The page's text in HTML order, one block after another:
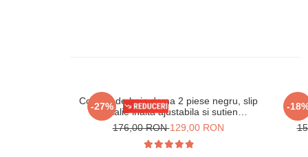
-27%
Costum de baie dama 2 piese negru, slip
cu talie inalta ajustabila si sutien
balconette 19151
176,00 RON129,00 RON
-